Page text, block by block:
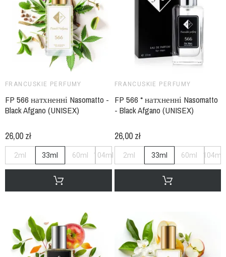
FRANCUSKIE PERFUMY
FP 566 натхненні Nasomatto -
Black Afgano (UNISEX)
26,00 zł
2ml 33ml 60ml 104ml
FRANCUSKIE PERFUMY
FP 566 * натхненні Nasomatto
- Black Afgano (UNISEX)
26,00 zł
2ml 33ml 60ml 104ml